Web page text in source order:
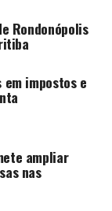
mas
início de ano
do
interno e
Rondonópolis
impostos e
ampliar
nas